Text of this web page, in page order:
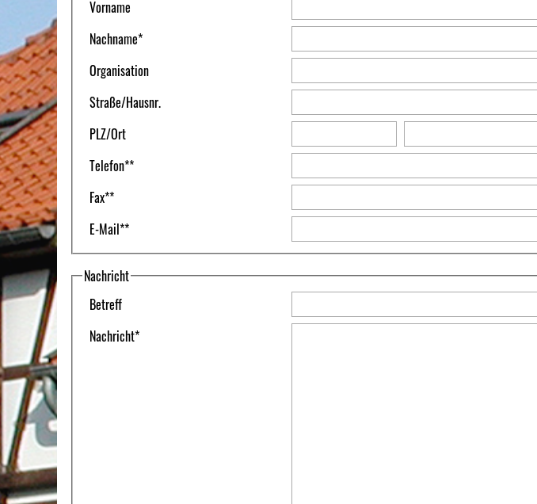
Vorname
Nachname*
Organisation
Straße/Hausnr.
PLZ/Ort
Telefon**
Fax**
E-Mail**
Nachricht
Betreff
Nachricht*